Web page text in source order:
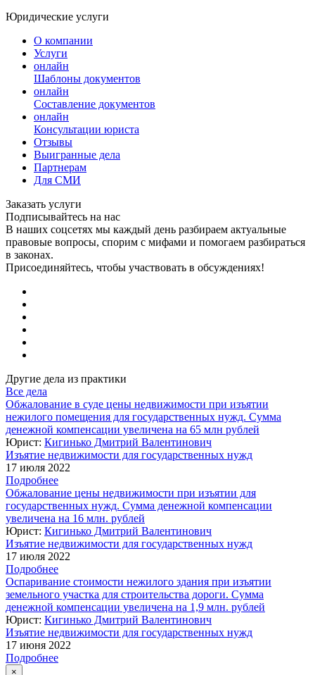
Юридические услуги
О компании
Услуги
онлайн
Шаблоны документов
онлайн
Составление документов
онлайн
Консультации юриста
Отзывы
Выигранные дела
Партнерам
Для СМИ
Заказать услуги
Подписывайтесь на нас
В наших соцсетях мы каждый день разбираем актуальные
правовые вопросы, спорим с мифами и помогаем разбираться
в законах.
Присоединяйтесь, чтобы участвовать в обсуждениях!
Другие дела из практики
Все дела
Обжалование в суде цены недвижимости при изъятии
нежилого помещения для государственных нужд. Сумма
денежной компенсации увеличена на 65 млн рублей
Юрист: Кигинько Дмитрий Валентинович
Изъятие недвижимости для государственных нужд
17 июля 2022
Подробнее
Обжалование цены недвижимости при изъятии для
государственных нужд. Сумма денежной компенсации
увеличена на 16 млн. рублей
Юрист: Кигинько Дмитрий Валентинович
Изъятие недвижимости для государственных нужд
17 июля 2022
Подробнее
Оспаривание стоимости нежилого здания при изъятии
земельного участка для строительства дороги. Сумма
денежной компенсации увеличена на 1,9 млн. рублей
Юрист: Кигинько Дмитрий Валентинович
Изъятие недвижимости для государственных нужд
17 июня 2022
Подробнее
×